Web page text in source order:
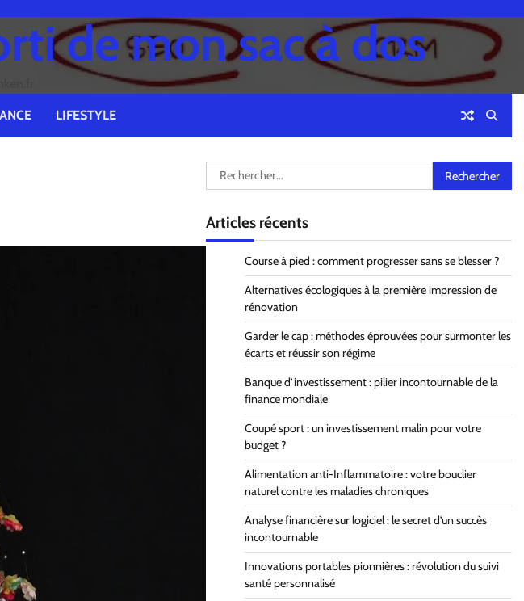
de mon sac à dos
LIFESTYLE
Rechercher :
Articles récents
Course à pied : comment progresser sans se blesser ?
Alternatives écologiques à la première impression de
rénovation
Garder le cap : méthodes éprouvées pour surmonter les
écarts et réussir son régime
Banque d’investissement : pilier incontournable de la
finance mondiale
Coupé sport : un investissement malin pour votre
budget ?
Alimentation anti-Inflammatoire : votre bouclier
naturel contre les maladies chroniques
Analyse financière sur logiciel : le secret d’un succès
incontournable
Innovations portables pionnières : révolution du suivi
santé personnalisé